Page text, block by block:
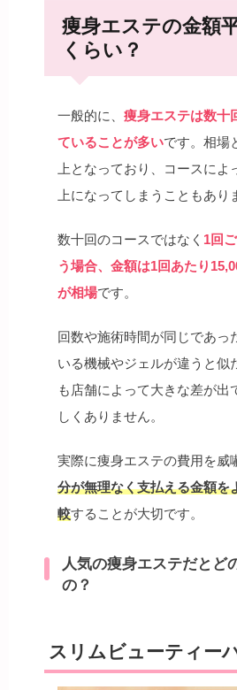
痩身エステの金額
くらい？
一般的に、 痩身エステは数十
ていることが多いです。相場
上となっており、コースによ
上になってしまうこともあり
数十回のコースではなく 1回
う場合、金額は1回あたり
が相場です。
回数や施術時間が同じであっ
いる機械やジェルが違うと似
も店舗によって大きな差が出
しくありません。
実際に痩身エステの費用を威
分が無理なく支払える金額を
較することが大切です。
人気の痩身エステだとど
の？
スリムビューティー